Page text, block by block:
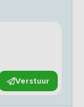
Verstuur